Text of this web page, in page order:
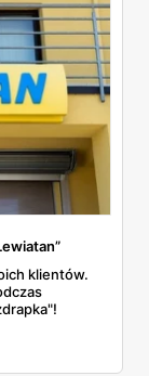
klientów.